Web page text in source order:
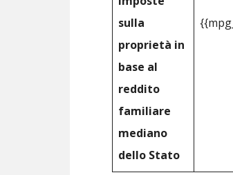
sulla
proprietà in
base al
reddito
familiare
mediano
dello Stato